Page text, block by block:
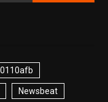
Newsbeat